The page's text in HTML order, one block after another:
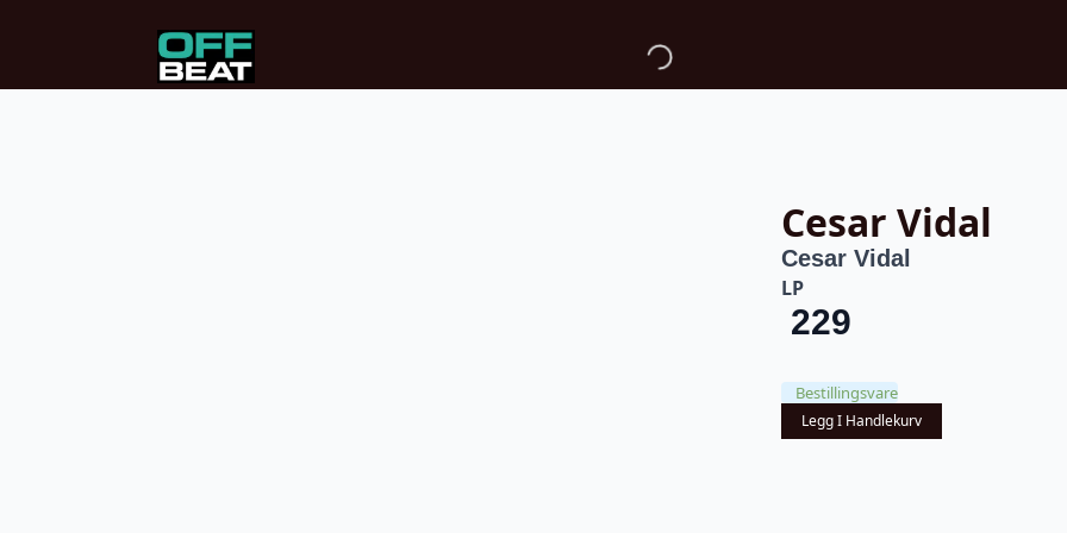
Cesar Vidal
Cesar Vidal
LP
229
Bestillingsvare
Legg I Handlekurv